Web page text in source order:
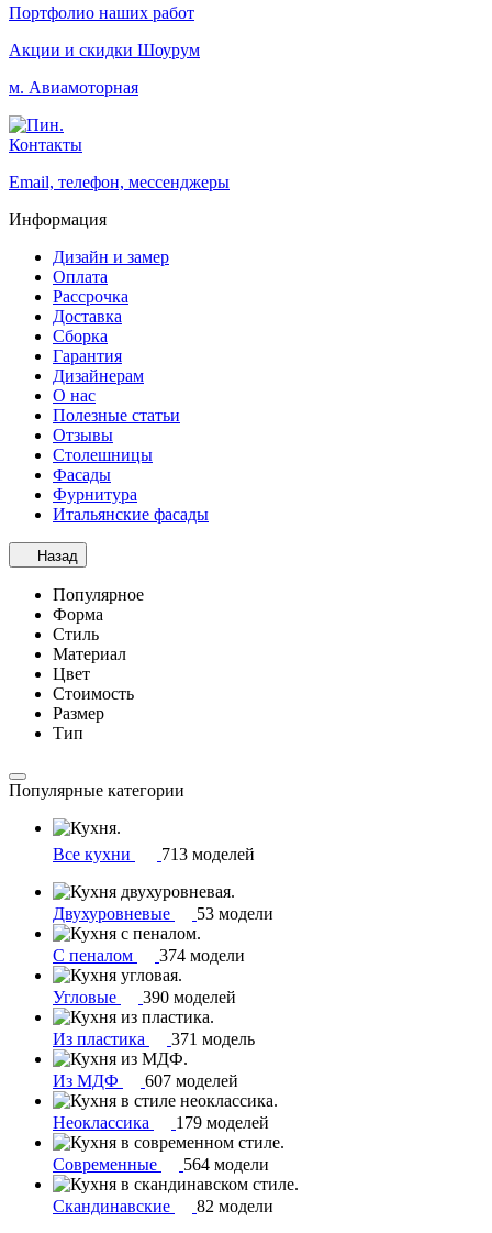
Портфолио наших работ
Акции и скидки Шоурум
м. Авиамоторная
Контакты
Email, телефон, мессенджеры
Информация
Дизайн и замер
Оплата
Рассрочка
Доставка
Сборка
Гарантия
Дизайнерам
О нас
Полезные статьи
Отзывы
Столешницы
Фасады
Фурнитура
Итальянские фасады
Назад
Популярное
Форма
Стиль
Материал
Цвет
Стоимость
Размер
Тип
Популярные категории
Все кухни 713 моделей
Двухуровневые 53 модели
С пеналом 374 модели
Угловые 390 моделей
Из пластика 371 модель
Из МДФ 607 моделей
Неоклассика 179 моделей
Современные 564 модели
Скандинавские
82 модели